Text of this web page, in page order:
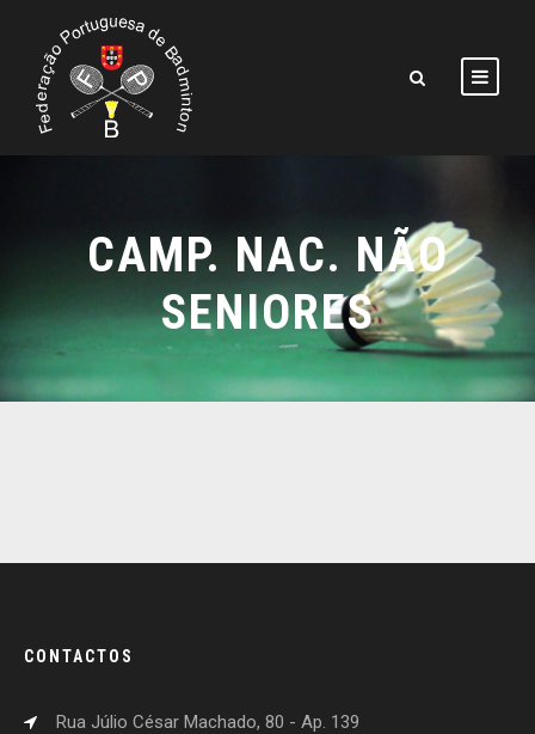
CAMP. NAC. NÃO
SENIORES
CONTACTOS
Rua Júlio César Machado, 80 - Ap. 139